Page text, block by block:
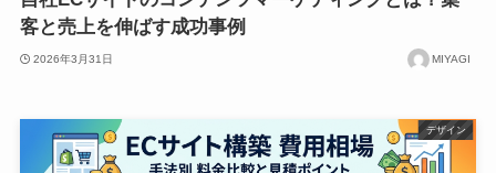
客と売上を伸ばす成功事例
2026年3月31日 MIYAGI
デザイン